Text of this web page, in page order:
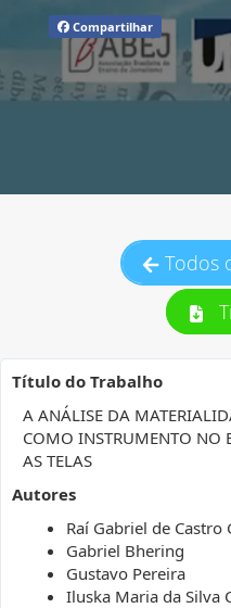
Compartilhar
Todos
Título do Trabalho
A ANÁLISE DA
COMO INSTRUMENTO NO
AS TELAS
Autores
Raí Gabriel de Castro
Gabriel Bhering
Gustavo Pereira
Iluska Maria da Silva